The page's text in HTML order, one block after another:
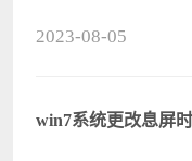
系统的具体步骤，有
2023-08-05
win7系统更改息屏